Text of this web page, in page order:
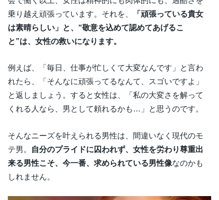
乗り越え頑張っています。それを、
「頑張っている貴女
は素晴らしい」と、“敬意を込めて認めてあげるこ
と”は、女性の救いになります。
例えば、「毎日、仕事が忙しくて大変なんです」と言わ
れたら、「そんなに頑張ってるなんて、スゴいですよ」
と返しましょう。すると女性は、「私の大変さを解って
くれる人なら、男として頼れるかも…」と思うのです。
そんなニーズを叶えられる男性は、間違いなく現代のモ
テ男。 自分のプライドに囚われず、女性を労わり尊重出
来る男性こそ、今一番、求められている男性像なのかも
しれません。